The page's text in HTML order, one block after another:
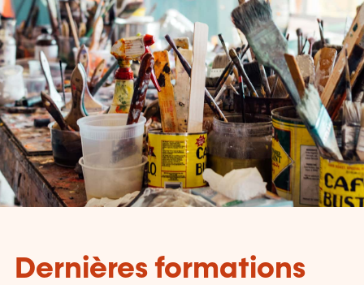
Dernières formations